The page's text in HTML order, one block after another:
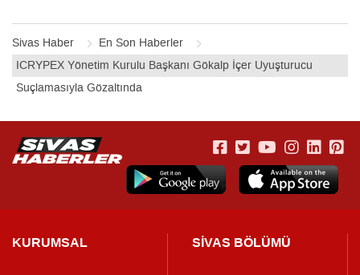
Sivas Haber
En Son Haberler
ICRYPEX Yönetim Kurulu Başkanı Gökalp İçer Uyuşturucu
Suçlamasıyla Gözaltında
KURUMSAL SİVAS BÖLÜMÜ